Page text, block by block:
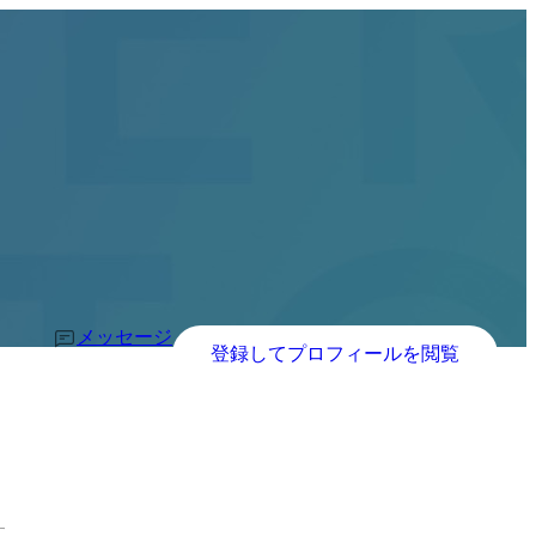
メッセージ
登録してプロフィールを閲覧